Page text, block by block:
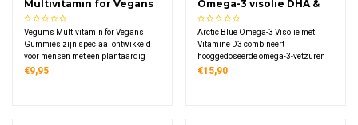
Multivitamin for Vegans
Gummies
Vegums Multivitamin for Vegans
Gummies zijn speciaal ontwikkeld
voor mensen met een plantaardig
voedingspatroon. Deze kauwbare
€9,95
Omega-3 visolie DHA &
EPA met vitamine D3
Arctic Blue Omega-3 Visolie met
Vitamine D3 combineert
hooggedoseerde omega-3-vetzuren
met vitamine D in één supplement.
€15,90